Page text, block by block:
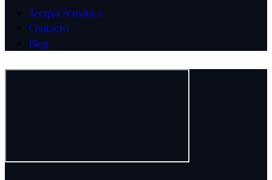
Terapia Somática
Contacto
Blog